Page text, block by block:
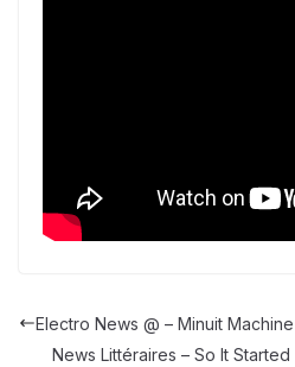
Electro News @ – Minuit
News Littéraires – So It